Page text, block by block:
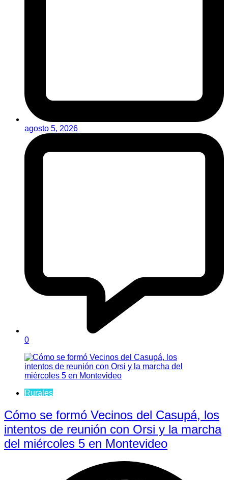
agosto 5, 2026
0
Rurales
Cómo se formó Vecinos del Casupá, los
intentos de reunión con Orsi y la marcha
del miércoles 5 en Montevideo